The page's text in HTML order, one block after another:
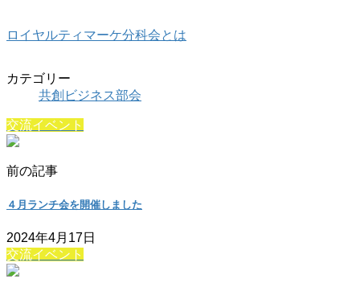
ロイヤルティマーケ分科会とは
カテゴリー
共創ビジネス部会
交流イベント
前の記事
４月ランチ会を開催しました
2024年4月17日
交流イベント